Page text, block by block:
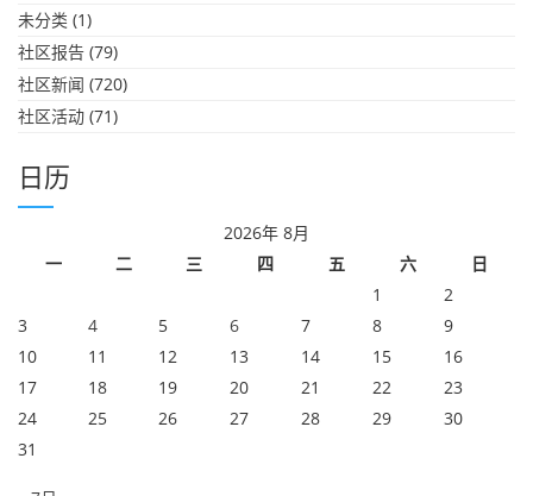
未分类 (1)
社区报告 (79)
社区新闻 (720)
社区活动 (71)
日历
2026年 8月
一
二 三 四 五 六
日
1
2
3
4 5 6 7 8
9
10
11 12 13 14 15
16
17
18 19 20 21 22
23
24
25 26 27 28 29
30
31